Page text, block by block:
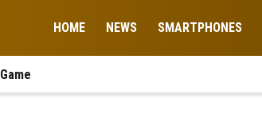
HOME NEWS SMARTPHONES
Game